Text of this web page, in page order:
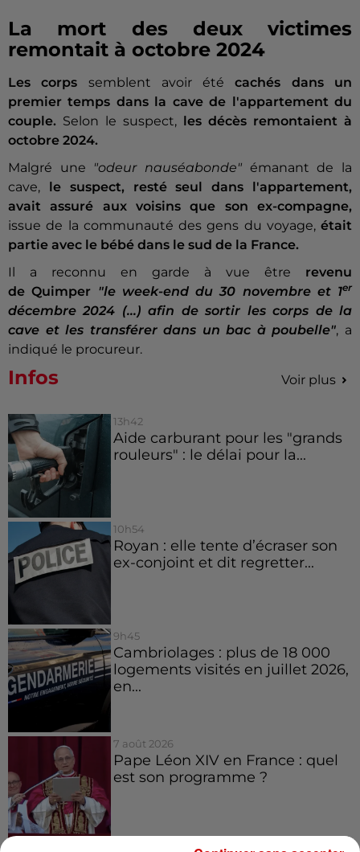
La mort des deux victimes
remontait à octobre 2024
Les corps semblent avoir étécachés dans un
premier temps dans la cave de l'appartement du
couple. Selon le suspect,
les décès remontaient à
octobre 2024.
Malgré une "odeur nauséabonde" émanant de la
cave,
le suspect, resté seul dans l'appartement,
avait assuré aux voisins que son ex-compagne,
issue de la communauté des gens du voyage,était
partie avec le bébé dans le sud de la France.
Il a reconnu en garde à vue être revenu
de Quimper "le week-end du 30 novembre et 1er
décembre 2024 (...) afin de sortir les corps de la
cave et les transférer dans un bac à poubelle", a
indiqué le procureur.
Infos Voir plus
13h42
Aide carburant pour les "grands
rouleurs" : le délai pour la...
10h54
Royan : elle tente d’écraser son
ex-conjoint et dit regretter...
9h45
Cambriolages : plus de 18 000
logements visités en juillet 2026,
en...
7 août 2026
Pape Léon XIV en France : quel
est son programme ?